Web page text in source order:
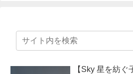
【Sky 星を紡ぐ